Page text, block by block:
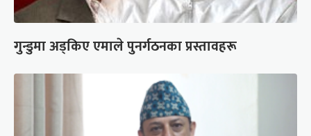
गुन्डुमा अड्किए एमाले पुनर्गठनका प्रस्तावहरू